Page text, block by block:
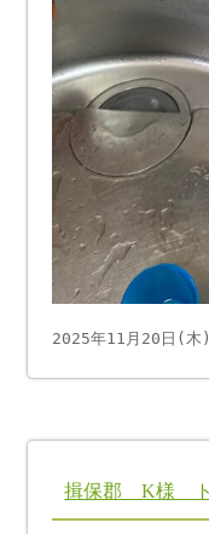
2025年11月20日(
揖保郡 K様 ト